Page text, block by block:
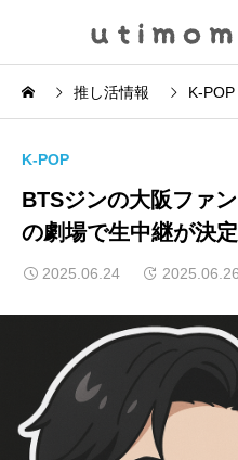
推し活情報 K-POP
K-POP
BTSジンの大阪ファ
の劇場で生中継が決定
2025.06.24 2025.06.26